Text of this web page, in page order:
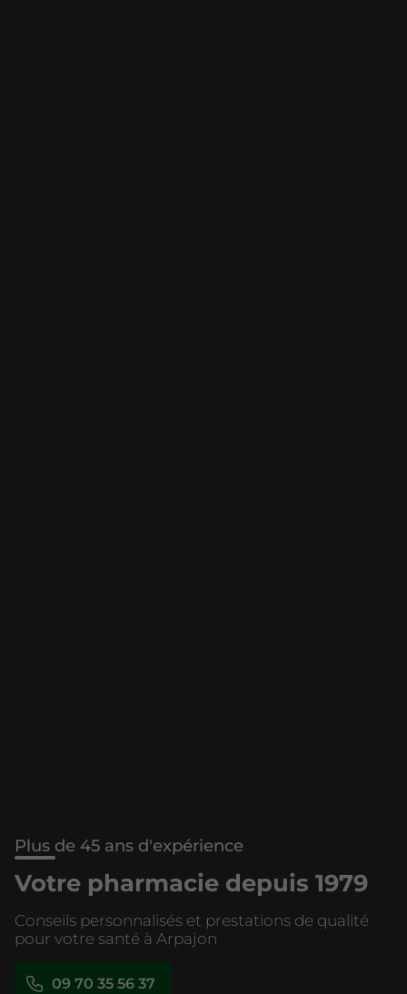
Plus de 45 ans d'expérience
Votre pharmacie depuis 1979
Conseils personnalisés et prestations de qualité
pour votre santé à Arpajon
09 70 35 56 37